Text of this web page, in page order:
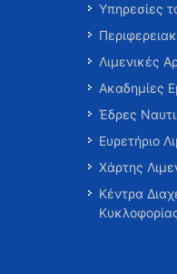
Υπηρεσίες
Λιμενικές
Ακαδημίες
Έδρες
Ευρετήριο
Χάρτης
Κέντρα